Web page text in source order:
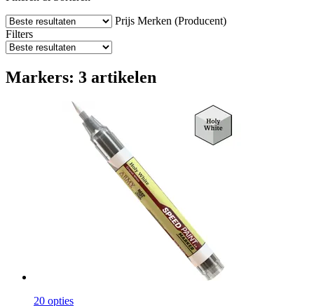
Prijs Merken (Producent)
Filters
Markers: 3 artikelen
20 opties